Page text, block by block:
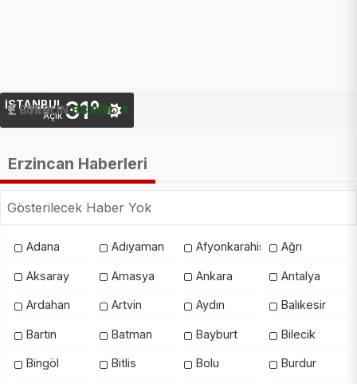
EURO 55.08 ₺
STERLIN 64.26 ₺
İSTANBUL
Açık31°
Erzincan Haberleri
Gösterilecek Haber Yok
Adana Adıyaman Afyonkarahisar Ağrı
Aksaray Amasya Ankara Antalya
Ardahan Artvin Aydın Balıkesir
Bartın Batman Bayburt Bilecik
Bingöl Bitlis Bolu Burdur